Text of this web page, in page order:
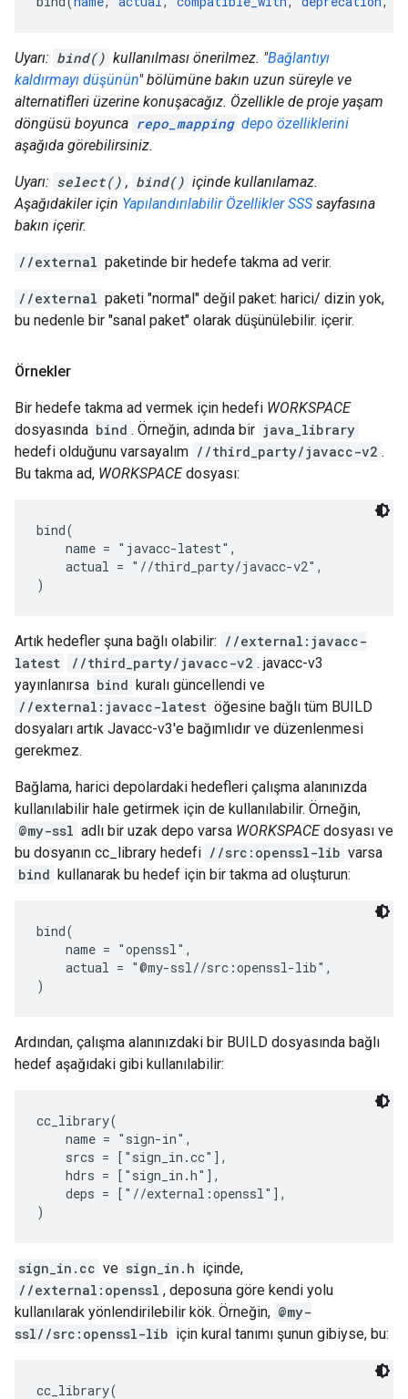
Uyarı: bind() kullanılması önerilmez. "Bağlantıyı
kaldırmayı düşünün" bölümüne bakın uzun süreyle ve
alternatifleri üzerine konuşacağız. Özellikle de proje yaşam
döngüsü boyunca repo_mapping depo özelliklerini
aşağıda görebilirsiniz.
Uyarı: select() , bind() içinde kullanılamaz.
Aşağıdakiler için Yapılandırılabilir Özellikler SSSsayfasına
bakın içerir.
//external paketinde bir hedefe takma ad verir.
//external paketi "normal" değil paket: harici/ dizin yok,
bu nedenle bir "sanal paket" olarak düşünülebilir. içerir.
Örnekler
Bir hedefe takma ad vermek için hedefi WORKSPACE
dosyasında bind . Örneğin, adında bir java_library
hedefi olduğunu varsayalım //third_party/javacc-v2 .
Bu takma ad, WORKSPACEdosyası:
bind(
    name = "javacc-latest",
    actual = "//third_party/javacc-v2",
Artık hedefler şuna bağlı olabilir: //external:javacc-
latest
//third_party/javacc-v2 . javacc-v3
yayınlanırsa bind kuralı güncellendi ve
//external:javacc-latest öğesine bağlı tüm BUILD
dosyaları artık Javacc-v3'e bağımlıdır ve düzenlenmesi
gerekmez.
Bağlama, harici depolardaki hedefleri çalışma alanınızda
kullanılabilir hale getirmek için de kullanılabilir. Örneğin,
@my-ssl adlı bir uzak depo varsa WORKSPACEdosyası ve
bu dosyanın cc_library hedefi //src:openssl-lib varsa
bind kullanarak bu hedef için bir takma ad oluşturun:
bind(
    name = "openssl",
    actual = "@my-ssl//src:openssl-lib",
Ardından, çalışma alanınızdaki bir BUILD dosyasında bağlı
hedef aşağıdaki gibi kullanılabilir:
cc_library(
    name = "sign-in",
    srcs = ["sign_in.cc"],
    hdrs = ["sign_in.h"],
    deps = ["//external:openssl"],
sign_in.cc ve sign_in.h içinde,
//external:openssl , deposuna göre kendi yolu
kullanılarak yönlendirilebilir kök. Örneğin, @my-
ssl//src:openssl-lib için kural tanımı şunun gibiyse, bu:
cc_library(